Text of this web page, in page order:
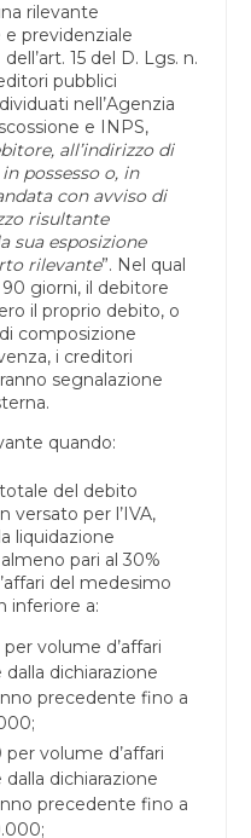
rilevante
e previdenziale
15 del D. Lgs. n.
pubblici
nell’Agenzia
e INPS,
all’indirizzo di
possesso o, in
con avviso di
risultante
sua esposizione
rilevante”. Nel qual
giorni, il debitore
il proprio debito, o
composizione
i creditori
segnalazione
quando:
del debito
versato per l’IVA,
liquidazione
pari al 30%
del medesimo
inferiore a:
volume d’affari
dichiarazione
precedente fino a
volume d’affari
dichiarazione
precedente fino a